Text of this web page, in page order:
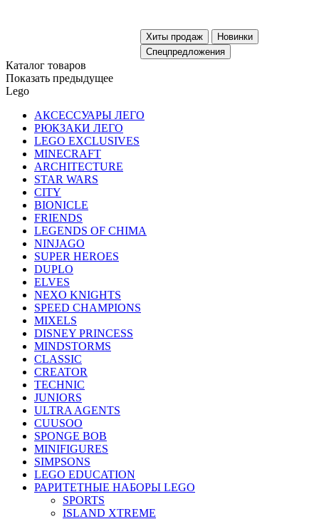
Каталог товаров
Показать предыдущее
Lego
АКСЕССУАРЫ ЛЕГО
РЮКЗАКИ ЛЕГО
LEGO EXCLUSIVES
MINECRAFT
ARCHITECTURE
STAR WARS
CITY
BIONICLE
FRIENDS
LEGENDS OF CHIMA
NINJAGO
SUPER HEROES
DUPLO
ELVES
NEXO KNIGHTS
SPEED CHAMPIONS
MIXELS
DISNEY PRINCESS
MINDSTORMS
CLASSIC
CREATOR
TECHNIC
JUNIORS
ULTRA AGENTS
CUUSOO
SPONGE BOB
MINIFIGURES
SIMPSONS
LEGO EDUCATION
РАРИТЕТНЫЕ НАБОРЫ LEGO
SPORTS
ISLAND XTREME